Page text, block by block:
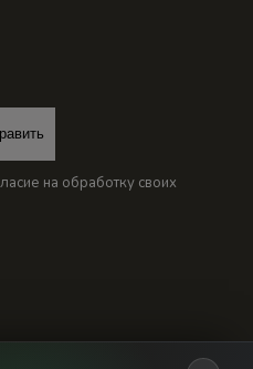
на обработку своих